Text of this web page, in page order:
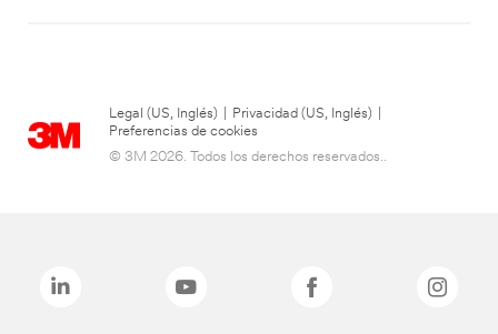
Legal (US, Inglés) Privacidad (US, Inglés)
Preferencias de cookies
© 3M 2026. Todos los derechos reservados..